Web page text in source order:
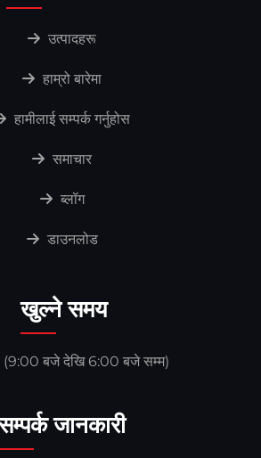
उत्पादहरू
हाम्रो बारेमा
हामीलाई सम्पर्क गर्नुहोस
समाचार
ब्लॉग
डाउनलोड
खुल्ने समय
(9:00 बजे देखि 6:00 बजे सम्म)
जानकारी